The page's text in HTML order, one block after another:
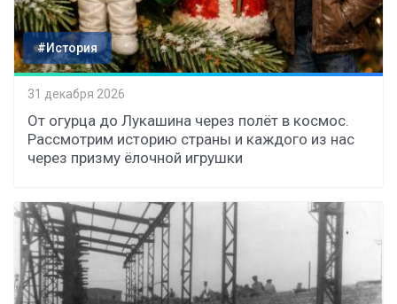
#История
31 декабря 2026
От огурца до Лукашина через полёт в космос.
Рассмотрим историю страны и каждого из нас
через призму ёлочной игрушки